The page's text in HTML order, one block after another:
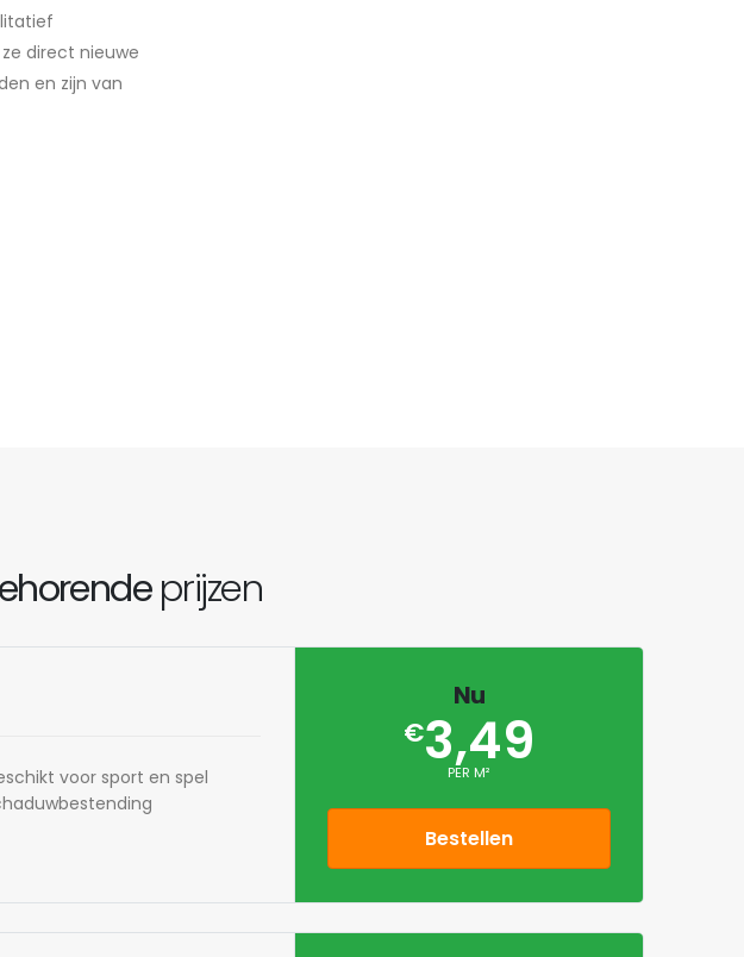
direct nieuwe
en zijn van
prijzen
voor sport en spel
Nu
€3,49
PER M²
Bestellen